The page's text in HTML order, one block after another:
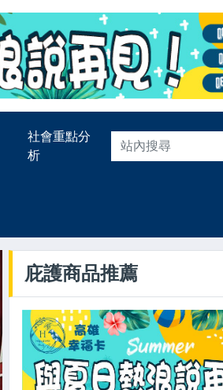
社會重點分
析
庇護商品推薦